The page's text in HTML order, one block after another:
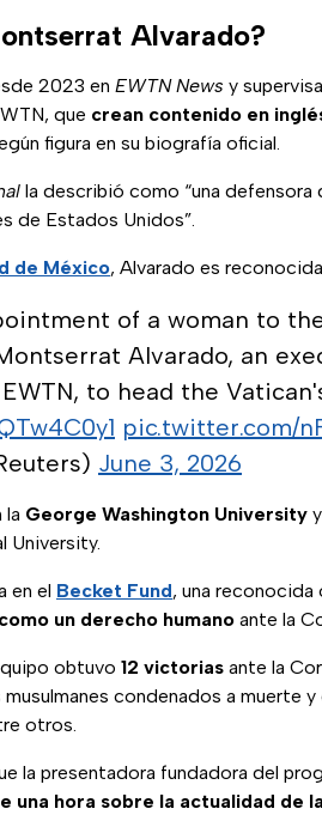
Alvarado?
2023 en EWTN News y
que crean contenido en
figura en su biografía oficial.
la describió como “una defensora
de Estados Unidos”.
de México, Alvarado es
of a woman to
Alvarado, an
to head the
pic.twitter.com/
June 3, 2026
la George Washington University
University.
en el Becket Fund, una reconocida
un derecho humano ante la
obtuvo 12 victorias ante la
musulmanes condenados a muerte
otros.
la presentadora fundadora del
una hora sobre la actualidad de